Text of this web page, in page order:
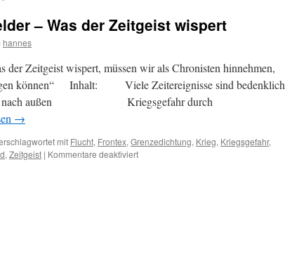
– Was der Zeitgeist wispert
hannes
Zeitgeist wispert, müssen wir als Chronisten hinnehmen,
können“ Inhalt: Viele Zeitereignisse sind bedenklich
außen Kriegsgefahr durch
→
mit Flucht, Frontex, Grenzedichtung, Krieg, Kriegsgefahr,
, Zeitgeist | Kommentare deaktiviertfür